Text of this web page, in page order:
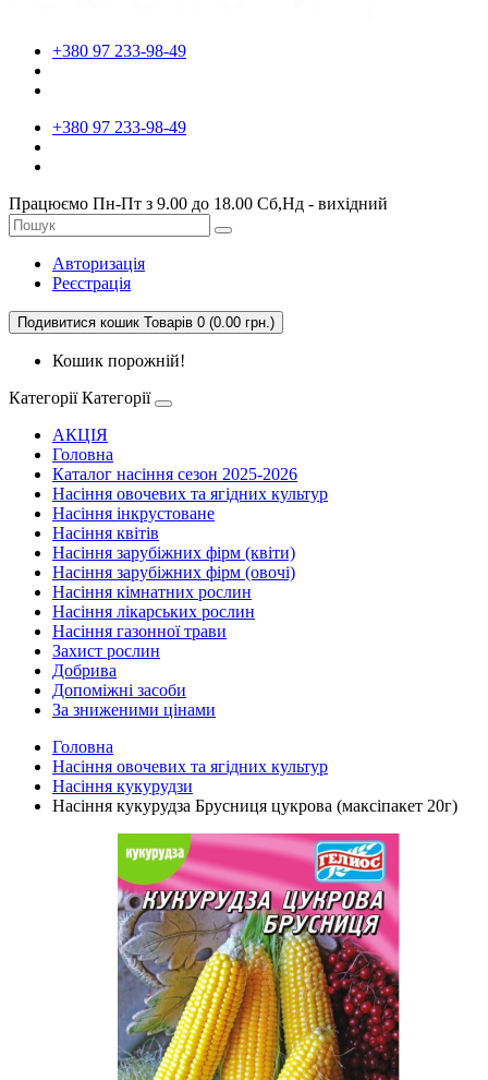
+380 97 233-98-49
+380 97 233-98-49
Працюємо Пн-Пт з 9.00 до 18.00 Сб,Нд - вихідний
Авторизація
Реєстрація
Подивитися кошик Товарів 0 (0.00 грн.)
Кошик порожній!
Категорії Категорії
АКЦІЯ
Головна
Каталог насіння сезон 2025-2026
Насіння овочевих та ягідних культур
Насіння інкрустоване
Насіння квітів
Насіння зарубіжних фірм (квіти)
Насіння зарубіжних фірм (овочі)
Насіння кімнатних рослин
Насіння лікарських рослин
Насіння газонної трави
Захист рослин
Добрива
Допоміжні засоби
За зниженими цінами
Головна
Насіння овочевих та ягідних культур
Насіння кукурудзи
Насіння кукурудза Брусниця цукрова (максіпакет 20г)